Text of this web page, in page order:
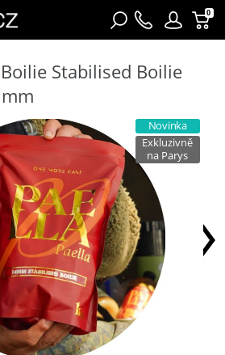
0
Stabilised Boilie
Novinka
Exkluzivně
na Parys